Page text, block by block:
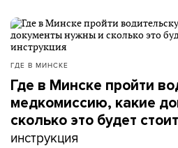
ГДЕ В МИНСКЕ
Где в Минске пройти
медкомиссию, какие
сколько это будет
инструкция